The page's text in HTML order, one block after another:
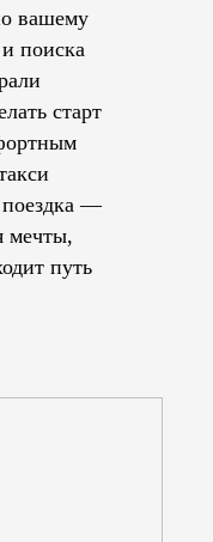
вашему
поиска
старт
поездка —
мечты,
путь